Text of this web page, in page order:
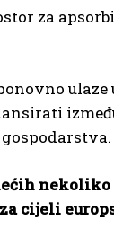
za
ulaze
nekoliko
cijeli